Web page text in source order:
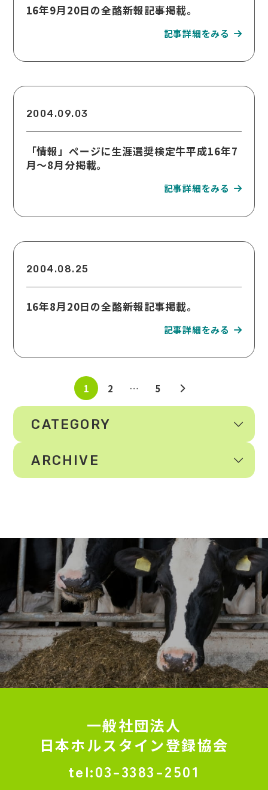
16年9月20日の全酪新報記事掲載。
2004.09.03
「情報」ページに生涯選奨検定牛平成16年7
月〜8月分掲載。
2004.08.25
16年8月20日の全酪新報記事掲載。
1 2 … 5
CATEGORY
ARCHIVE
一般社団法人
日本ホルスタイン登録協会
03-3383-2501